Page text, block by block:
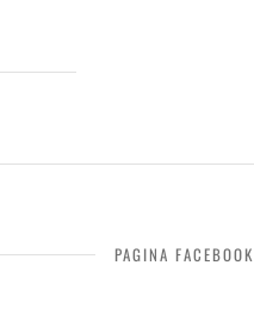
PAGINA FACEBOOK